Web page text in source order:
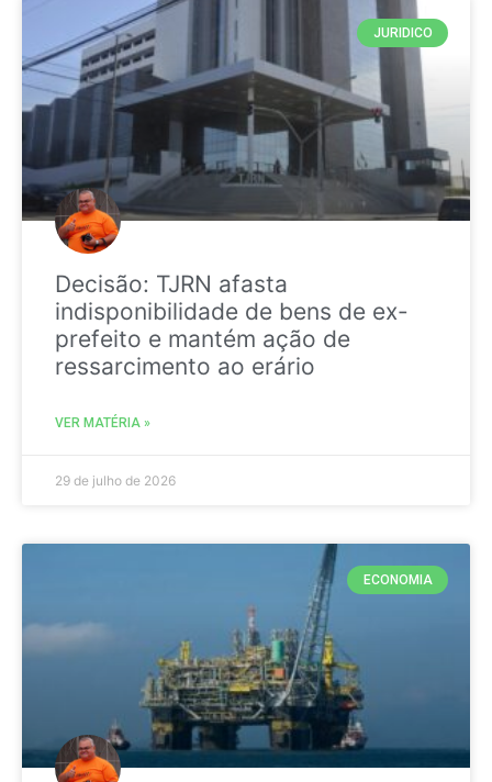
JURIDICO
Decisão: TJRN afasta
indisponibilidade de bens de ex-
prefeito e mantém ação de
ressarcimento ao erário
VER MATÉRIA »
29 de julho de 2026
ECONOMIA